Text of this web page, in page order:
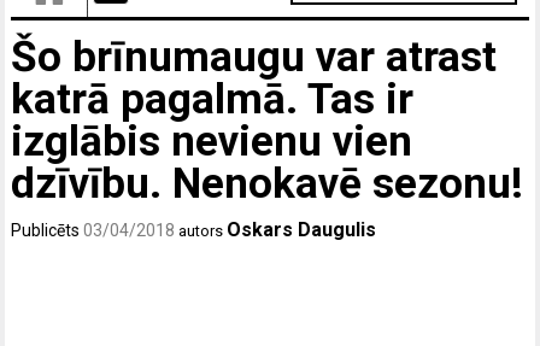
Šo brīnumaugu var atrast
katrā pagalmā. Tas ir
izglābis nevienu vien
dzīvību. Nenokavē sezonu!
Publicēts03/04/2018 autors Oskars Daugulis